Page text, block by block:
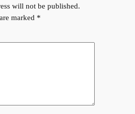
will not be published.
marked *